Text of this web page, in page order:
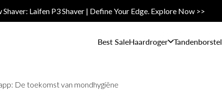
Shaver: Laifen P3 Shaver | Define Your Edge. Explore Now >>
Best SaleHaardroger Tandenborstel
De toekomst van mondhygiëne